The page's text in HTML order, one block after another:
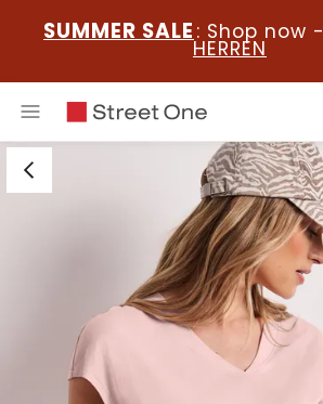
SUMMER SALE : Shop now -
HERREN